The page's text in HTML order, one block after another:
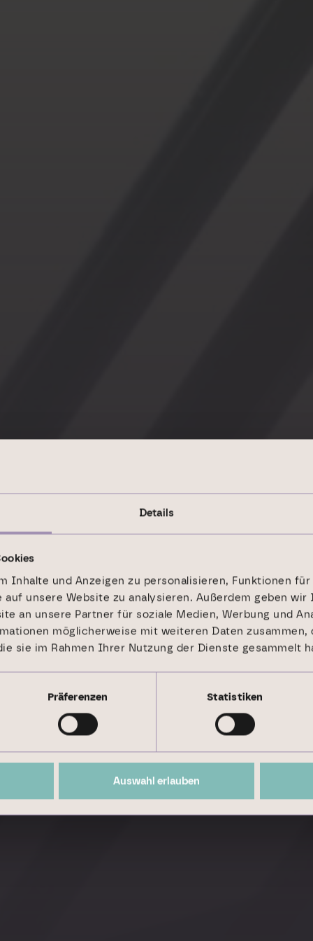
Details
Inhalte und Anzeigen zu personalisieren, Funktionen
auf unsere Website zu analysieren. Außerdem geben
an unsere Partner für soziale Medien, Werbung und
möglicherweise mit weiteren Daten zusammen,
sie im Rahmen Ihrer Nutzung der Dienste gesammelt
Präferenzen Statistiken
Auswahl erlauben
Profi­
unser
das sowohl langfristige